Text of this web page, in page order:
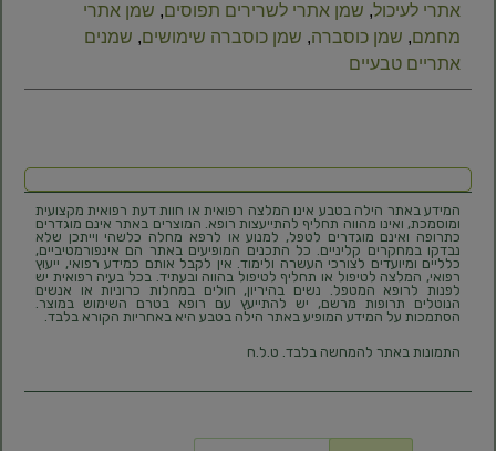
אתרי לעיכול, שמן אתרי לשרירים תפוסים, שמן אתרי
מחמם, שמן כוסברה, שמן כוסברה שימושים, שמנים
אתריים טבעיים
המידע באתר הילה בטבע אינו המלצה רפואית או חוות דעת רפואית מקצועית
ומוסמכת, ואינו מהווה תחליף להתייעצות רופא. המוצרים באתר אינם מוגדרים
כתרופה ואינם מוגדרים לטפל, למנוע או לרפא מחלה כלשהי וייתכן שלא
נבדקו במחקרים קליניים. כל התכנים המופיעים באתר הם אינפורמטיביים,
כלליים ומיועדים לצורכי העשרה ולימוד. אין לקבל אותם כמידע רפואי, ייעוץ
רפואי, המלצה לטיפול או תחליף לטיפול בהווה ובעתיד. בכל בעיה רפואית יש
לפנות לרופא המטפל. נשים בהיריון, חולים במחלות כרוניות או אנשים
הנוטלים תרופות מרשם, יש להתייעץ עם רופא בטרם השימוש במוצר.
הסתמכות על המידע המופיע באתר הילה בטבע היא באחריות הקורא בלבד.
התמונות באתר להמחשה בלבד. ט.ל.ח